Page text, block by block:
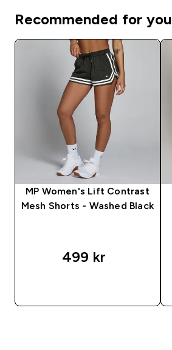
Recommended for you
MP Women's Lift Contrast
Mesh Shorts - Washed Black
499 kr‎